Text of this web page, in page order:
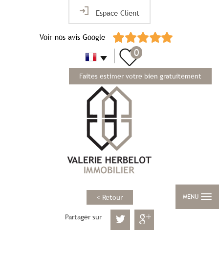
Espace Client
Voir nos avis Google
Faites estimer votre bien gratuitement
0
MENU
< Retour
Partager sur